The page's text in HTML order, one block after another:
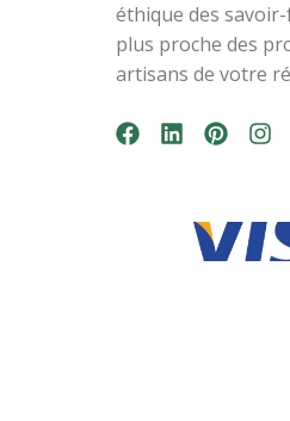
éthique des
plus proche des
artisans de votre